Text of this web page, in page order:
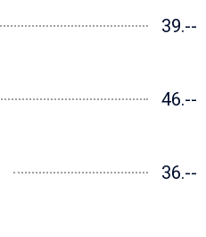
39.--
46.--
36.--